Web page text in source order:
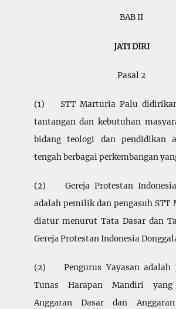
BAB II
JATI DIRI
Pasal 2
(1) STT Marturia Palu
tantangan dan kebutuhan
bidang teologi dan pendidikan
tengah berbagai perkembangan
(2) Gereja Protestan Indonesia
adalah pemilik dan pengasuh STT
diatur menurut Tata Dasar dan
Gereja Protestan Indonesia
(2) Pengurus Yayasan adalah
Tunas Harapan Mandiri
Anggaran Dasar dan